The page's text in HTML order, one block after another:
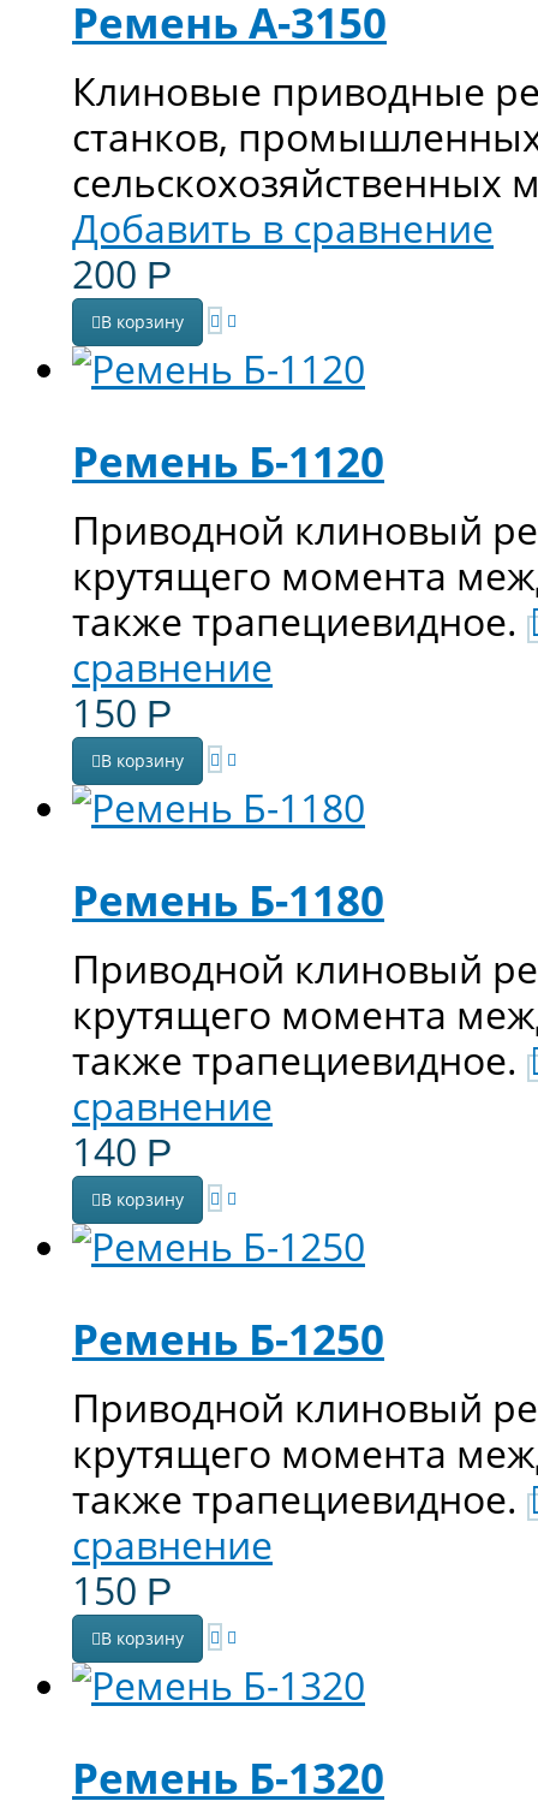
Ремень А-3150
Клиновые приводные
станков,
Добавить в сравнение
200 Р
В корзину
Ремень Б-1120
Приводной клиновый
крутящего момента
также трапециевидное.
сравнение
150 Р
В корзину
Ремень Б-1180
Приводной клиновый
крутящего момента
также трапециевидное.
сравнение
140 Р
В корзину
Ремень Б-1250
Приводной клиновый
крутящего момента
также трапециевидное.
сравнение
150 Р
В корзину
Ремень Б-1320